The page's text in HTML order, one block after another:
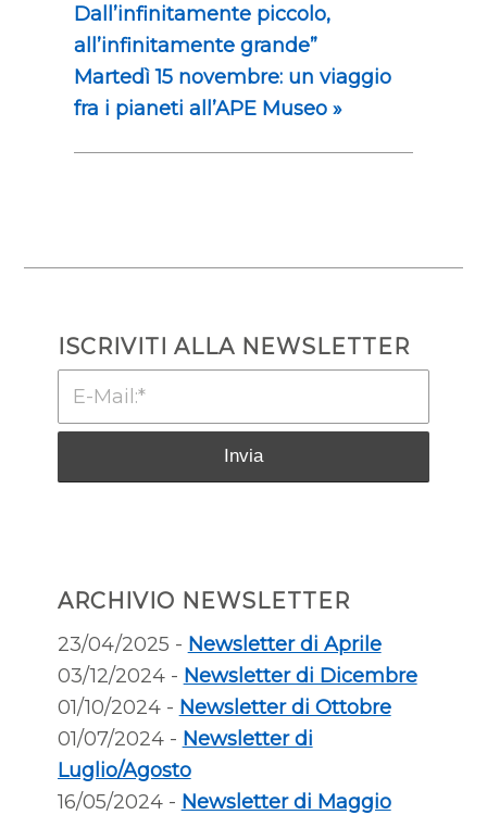
Dall’infinitamente piccolo,
all’infinitamente grande”
Martedì 15 novembre: un viaggio
fra i pianeti all’APE Museo »
ISCRIVITI ALLA NEWSLETTER
ARCHIVIO NEWSLETTER
23/04/2025 - Newsletter di Aprile
03/12/2024 - Newsletter di Dicembre
01/10/2024 - Newsletter di Ottobre
01/07/2024 - Newsletter di
Luglio/Agosto
16/05/2024 - Newsletter di Maggio